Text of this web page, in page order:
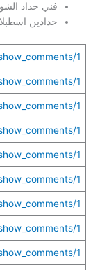
فني حداد
حدادين
1
1
1
1
1
1
1
1
1